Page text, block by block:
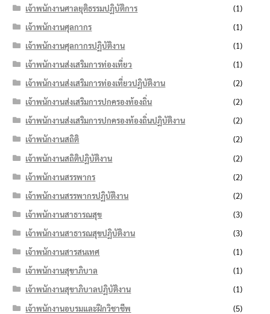
เจ้าพนักงานศาลยุติธรรมปฏิบัติการ
(1)
เจ้าพนักงานศุลกากร
(1)
เจ้าพนักงานศุลกากรปฏิบัติงาน
(1)
เจ้าพนักงานส่งเสริมการท่องเที่ยว
(1)
เจ้าพนักงานส่งเสริมการท่องเที่ยวปฏิบัติงาน
(2)
เจ้าพนักงานส่งเสริมการปกครองท้องถิ่น
(2)
เจ้าพนักงานส่งเสริมการปกครองท้องถิ่นปฏิบัติงาน
(2)
เจ้าพนักงานสถิติ
(2)
เจ้าพนักงานสถิติปฏิบัติงาน
(2)
เจ้าพนักงานสรรพากร
(2)
เจ้าพนักงานสรรพากรปฏิบัติงาน
(2)
เจ้าพนักงานสาธารณสุข
(3)
เจ้าพนักงานสาธารณสุขปฏิบัติงาน
(3)
เจ้าพนักงานสารสนเทศ
(1)
เจ้าพนักงานสุขาภิบาล
(1)
เจ้าพนักงานสุขาภิบาลปฏิบัติงาน
(1)
เจ้าพนักงานอบรมและฝึกวิชาชีพ
(5)